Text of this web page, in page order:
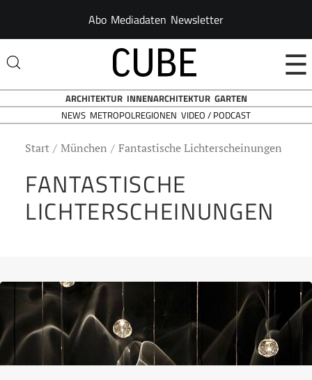
Abo Mediadaten Newsletter
☰
ARCHITEKTUR INNENARCHITEKTUR GARTEN
NEWS METROPOLREGIONEN VIDEO / PODCAST
Start München Fantastische Lichterscheinungen
FANTASTISCHE
LICHTERSCHEINUNGEN